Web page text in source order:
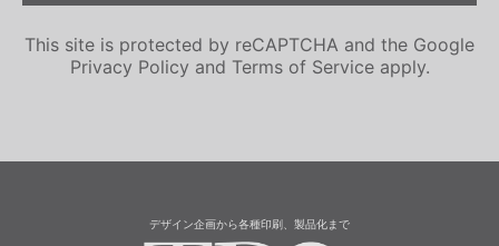
This site is protected by reCAPTCHA and the Google
Privacy Policy and Terms of Serviceapply.
デザイン企画から各種印刷、製品化まで